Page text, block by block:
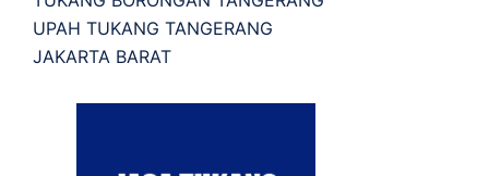
UPAH TUKANG TANGERANG
JAKARTA BARAT